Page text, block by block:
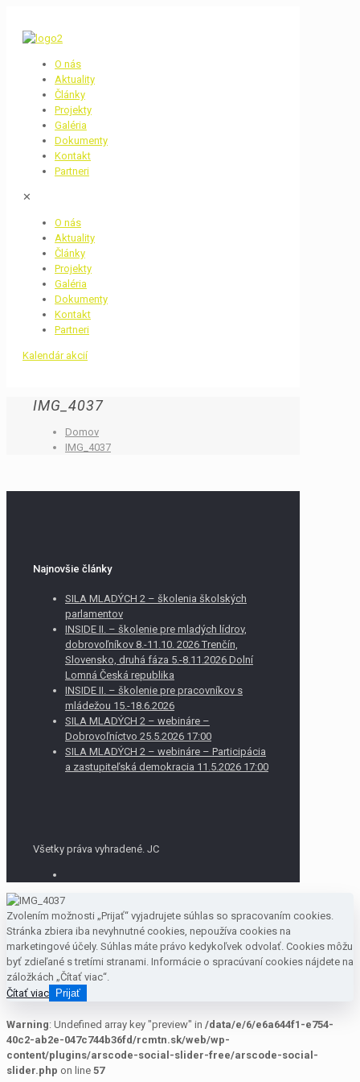
O nás
Aktuality
Články
Projekty
Galéria
Dokumenty
Kontakt
Partneri
✕
O nás
Aktuality
Články
Projekty
Galéria
Dokumenty
Kontakt
Partneri
Kalendár akcií
IMG_4037
Domov
IMG_4037
Najnovšie články
SILA MLADÝCH 2 – školenia školských
parlamentov
INSIDE II. – školenie pre mladých lídrov,
dobrovoľníkov 8.-11.10. 2026 Trenčín,
Slovensko, druhá fáza 5.-8.11.2026 Dolní
Lomná Česká republika
INSIDE II. – školenie pre pracovníkov s
mládežou 15.-18.6.2026
SILA MLADÝCH 2 – webináre –
Dobrovoľníctvo 25.5.2026 17:00
SILA MLADÝCH 2 – webináre – Participácia
a zastupiteľská demokracia 11.5.2026 17:00
Všetky práva vyhradené. JC
Zvolením možnosti „Prijať“ vyjadrujete súhlas so spracovaním cookies.
Stránka zbiera iba nevyhnutné cookies, nepoužíva cookies na
marketingové účely. Súhlas máte právo kedykoľvek odvolať. Cookies môžu
byť zdieľané s tretími stranami. Informácie o spracúvaní cookies nájdete na
záložkách „Čítať viac“.
Čítať viac Prijať
Warning: Undefined array key "preview" in /data/e/6/e6a644f1-e754-
40c2-ab2e-047c744b36fd/rcmtn.sk/web/wp-
content/plugins/arscode-social-slider-free/arscode-social-
slider.php on line 57